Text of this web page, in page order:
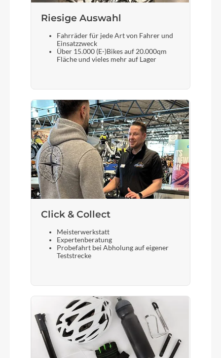
Riesige Auswahl
Fahrräder für jede Art von Fahrer und
Einsatzzweck
Über 15.000 (E-)Bikes auf 20.000qm
Fläche und vieles mehr auf Lager
Click & Collect
Meisterwerkstatt
Expertenberatung
Probefahrt bei Abholung auf eigener
Teststrecke